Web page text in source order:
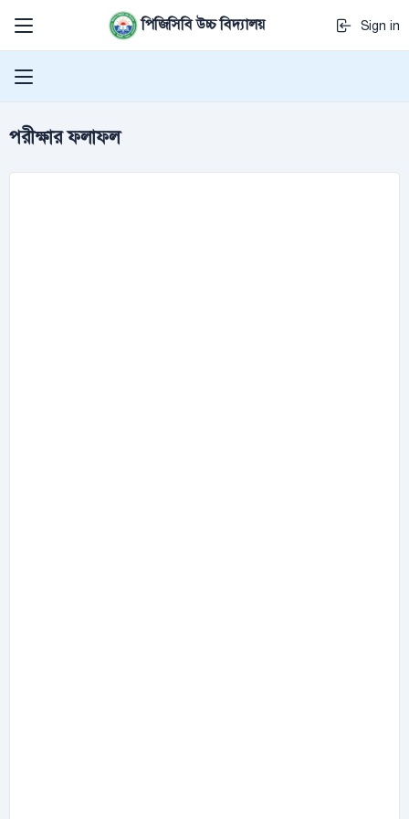
পিজিসিবি উচ্চ বিদ্যালয় Sign in
পরীক্ষার ফলাফল